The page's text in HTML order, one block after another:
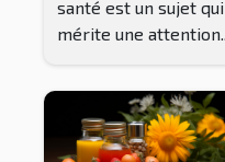
santé est un sujet qui
mérite une attention...